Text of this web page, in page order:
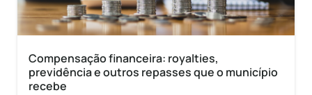
Compensação financeira: royalties,
previdência e outros repasses que o município
recebe